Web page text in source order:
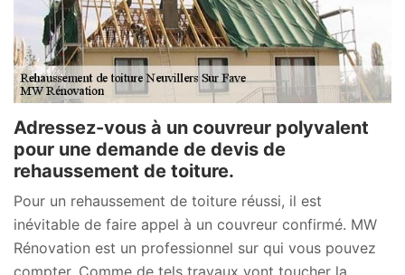
Adressez-vous à un couvreur polyvalent
pour une demande de devis de
rehaussement de toiture.
Pour un rehaussement de toiture réussi, il est
inévitable de faire appel à un couvreur confirmé. MW
Rénovation est un professionnel sur qui vous pouvez